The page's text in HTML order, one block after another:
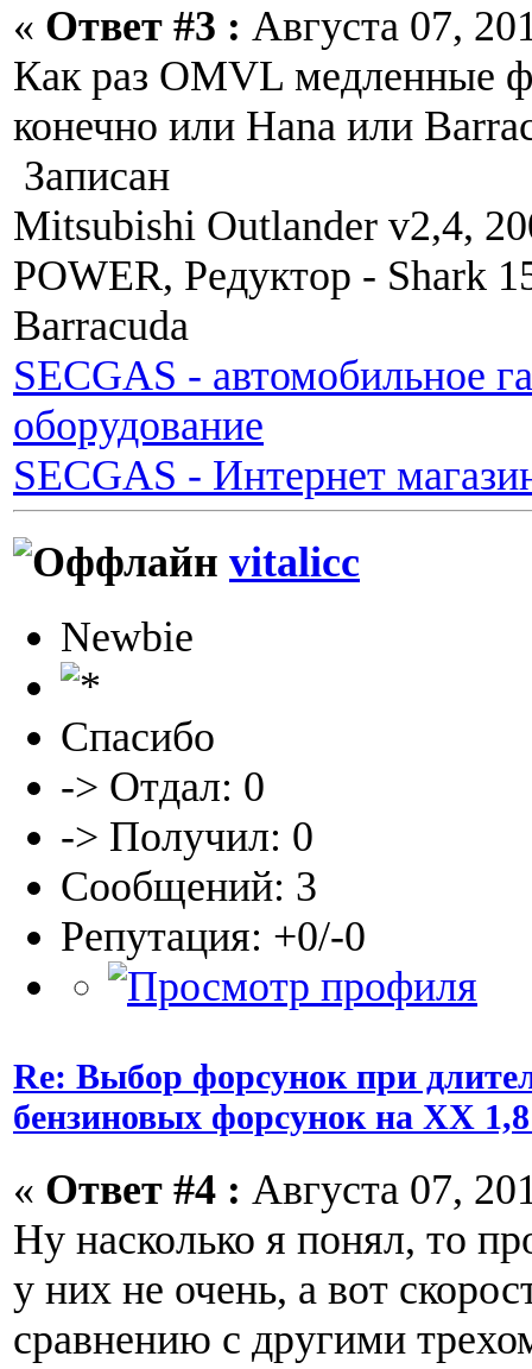
« Ответ #3 : Августа 07,
Как раз OMVL медленные
конечно или Hana или
Записан
Mitsubishi Outlander v2,4,
POWER, Редуктор - Shark
Barracuda
SECGAS - автомобильное
оборудование
SECGAS - Интернет
vitalicc
Newbie
Спасибо
-> Отдал: 0
-> Получил: 0
Сообщений: 3
Репутация: +0/-0
Re: Выбор форсунок при
бензиновых форсунок на ХХ
« Ответ #4 : Августа 07,
Ну насколько я понял, то
у них не очень, а вот
сравнению с другими